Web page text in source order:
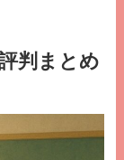
判まとめ